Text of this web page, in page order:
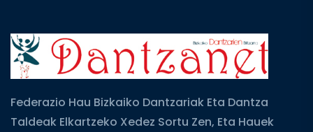
Federazio Hau Bizkaiko Dantzariak Eta Dantza
Taldeak Elkartzeko Xedez Sortu Zen, Eta Hauek